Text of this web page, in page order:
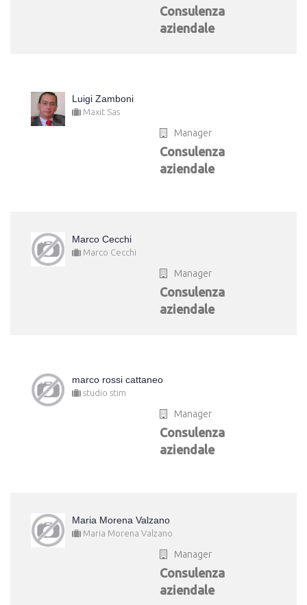
Consulenza
aziendale
Luigi Zamboni
Maxit Sas
Manager
Consulenza
aziendale
Marco Cecchi
Marco Cecchi
Manager
Consulenza
aziendale
marco rossi cattaneo
studio stim
Manager
Consulenza
aziendale
Maria Morena Valzano
Maria Morena Valzano
Manager
Consulenza
aziendale